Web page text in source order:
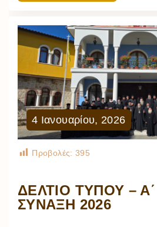
4 Ιανουαρίου, 2026
Προβολές: 395
ΔΕΛΤΙΟ ΤΥΠΟΥ – Α΄
ΣΥΝΑΞΗ 2026